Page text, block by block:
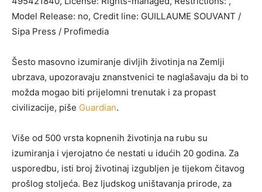
Šesto masovno izumiranje divljih životinja na Zemlji
ubrzava, upozoravaju znanstvenici te naglašavaju da bi to
možda mogao biti prijelomni trenutak i za propast
civilizacije, piše Guardian.
Više od 500 vrsta kopnenih životinja na rubu su
izumiranja i vjerojatno će nestati u idućih 20 godina. Za
usporedbu, isti broj životinaj izgubljen je tijekom čitavog
prošlog stoljeća. Bez ljudskog uništavanja prirode, za